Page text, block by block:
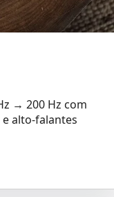
→ 200 Hz com
alto-falantes